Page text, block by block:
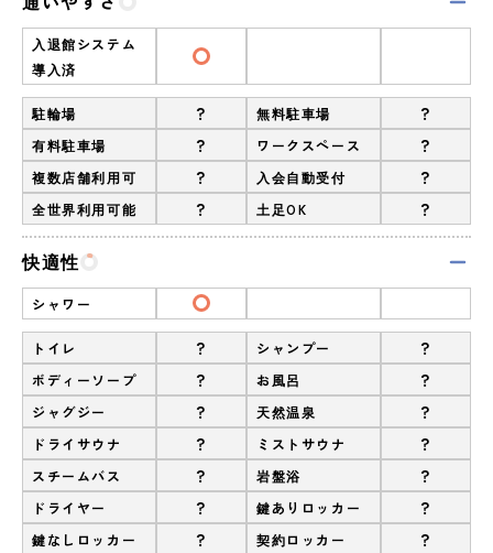
入退館システム
導入済
駐輪場 ? 無料駐車場 ?
有料駐車場 ? ワークスペース ?
複数店舗利用可 ? 入会自動受付 ?
全世界利用可能 ? 土足OK ?
快適性
シャワー
トイレ ? シャンプー ?
ボディーソープ ? お風呂 ?
ジャグジー ? 天然温泉 ?
ドライサウナ ? ミストサウナ ?
スチームバス ? 岩盤浴 ?
ドライヤー ? 鍵ありロッカー ?
鍵なしロッカー ? 契約ロッカー ?